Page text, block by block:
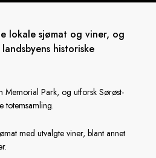
lokale sjømat og viner, og
historiske
Memorial Park, og utforsk Sørøst-
totemsamling.
med utvalgte viner, blant annet